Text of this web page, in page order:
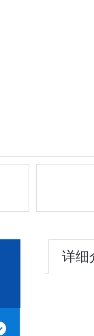
详细